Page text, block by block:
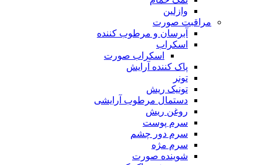
وازلین
مراقبت صورت
آبرسان و مرطوب کننده
اسکراب
اسکراب صورت
پاک کننده آرایش
تونر
تونیک ریش
دستمال مرطوب آرایشی
روغن ریش
سرم پوست
سرم دور چشم
سرم مژه
شوینده صورت